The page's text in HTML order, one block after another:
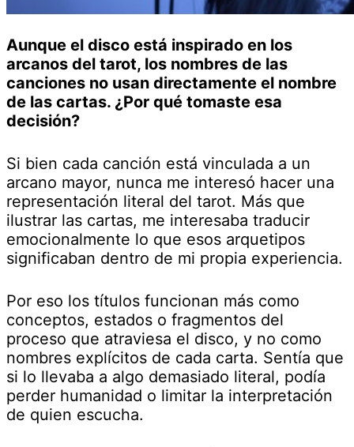
Aunque el disco está inspirado en los
arcanos del tarot, los nombres de las
canciones no usan directamente el nombre
de las cartas. ¿Por qué tomaste esa
decisión?
Si bien cada canción está vinculada a un
arcano mayor, nunca me interesó hacer una
representación literal del tarot. Más que
ilustrar las cartas, me interesaba traducir
emocionalmente lo que esos arquetipos
significaban dentro de mi propia experiencia.
Por eso los títulos funcionan más como
conceptos, estados o fragmentos del
proceso que atraviesa el disco, y no como
nombres explícitos de cada carta. Sentía que
si lo llevaba a algo demasiado literal, podía
perder humanidad o limitar la interpretación
de quien escucha.